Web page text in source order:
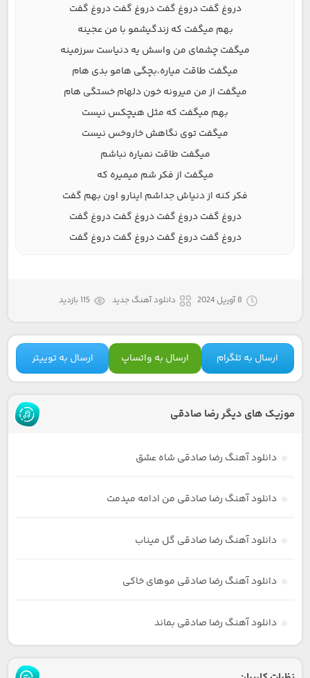
دروغ گفت دروغ گفت دروغ گفت دروغ گفت
بهم میگفت که زندگیشمو با من عجینه
میگفت چشمای من واسش یه دنیاست سرزمینه
میگفت طاقت میاره،بچگی هامو بدی هام
میگفت از من میرونه خون دلهام خستگی هام
بهم میگفت که مثل هیچکس نیست
میگفت توی نگاهش خاروخس نیست
میگفت طاقت نمیاره نباشم
میگفت از فکر شم میمیره که
فکر کنه از دنیاش جداشم اینارو اون بهم گفت
دروغ گفت دروغ گفت دروغ گفت دروغ گفت
دروغ گفت دروغ گفت دروغ گفت دروغ گفت
8 آوریل 2024 دانلود آهنگ جدید 115 بازدید
ارسال به تلگرام ارسال به واتساپ ارسال به توییتر
موزیک های دیگر رضا صادقی
دانلود آهنگ رضا صادقی شاه عشق
دانلود آهنگ رضا صادقی من ادامه میدمت
دانلود آهنگ رضا صادقی گل میناب
دانلود آهنگ رضا صادقی موهای خاکی
دانلود آهنگ رضا صادقی بماند